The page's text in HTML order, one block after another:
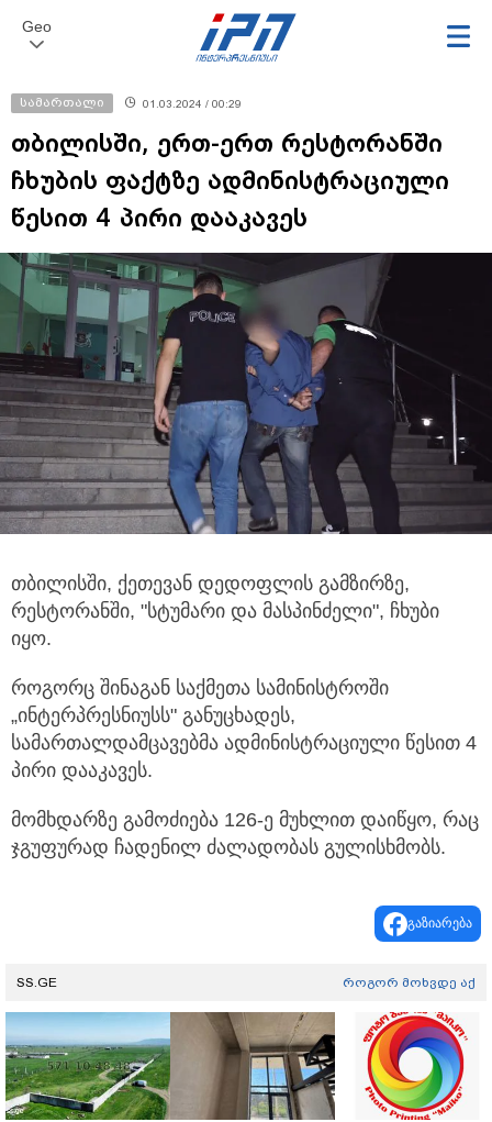
Geo
სამართალი 01.03.2024 / 00:29
თბილისში, ერთ-ერთ რესტორანში
ჩხუბის ფაქტზე ადმინისტრაციული
წესით 4 პირი დააკავეს
თბილისში, ქეთევან დედოფლის გამზირზე,
რესტორანში, "სტუმარი და მასპინძელი", ჩხუბი
იყო.
როგორც შინაგან საქმეთა სამინისტროში
„ინტერპრესნიუსს" განუცხადეს,
სამართალდამცავებმა ადმინისტრაციული წესით 4
პირი დააკავეს.
მომხდარზე გამოძიება 126-ე მუხლით დაიწყო, რაც
ჯგუფურად ჩადენილ ძალადობას გულისხმობს.
გაზიარება
SS.GE როგორ მოხვდე აქ